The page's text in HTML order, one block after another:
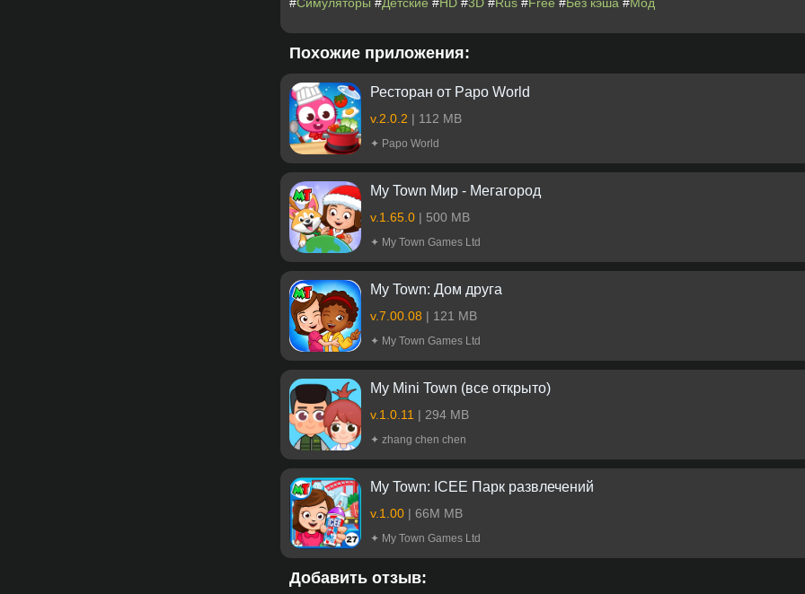
Похожие приложения:
Ресторан от Papo World
v.2.0.2 | 112 MB
✦ Papo World
My Town Мир - Mегагород
v.1.65.0 | 500 MB
✦ My Town Games Ltd
My Town: Дом друга
v.7.00.08 | 121 MB
✦ My Town Games Ltd
My Mini Town (все открыто)
v.1.0.11 | 294 MB
✦ zhang chen chen
My Town: ICEE Парк развлечений
v.1.00 | 66M MB
✦ My Town Games Ltd
Добавить отзыв: